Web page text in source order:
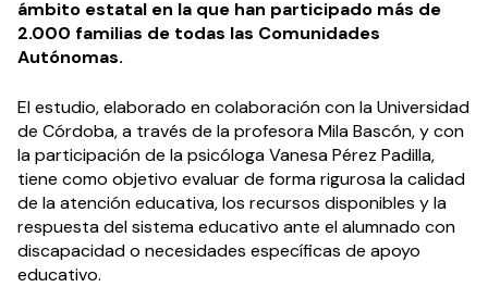
ámbito estatal en la que han participado más de
2.000 familias de todas las Comunidades
Autónomas.
El estudio, elaborado en colaboración con la Universidad
de Córdoba, a través de la profesora Mila Bascón, y con
la participación de la psicóloga Vanesa Pérez Padilla,
tiene como objetivo evaluar de forma rigurosa la calidad
de la atención educativa, los recursos disponibles y la
respuesta del sistema educativo ante el alumnado con
discapacidad o necesidades específicas de apoyo
educativo.